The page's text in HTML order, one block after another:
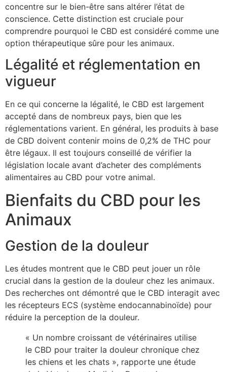
concentre sur le bien-être sans altérer l’état de
conscience. Cette distinction est cruciale pour
comprendre pourquoi le CBD est considéré comme une
option thérapeutique sûre pour les animaux.
Légalité et réglementation en
vigueur
En ce qui concerne la légalité, le CBD est largement
accepté dans de nombreux pays, bien que les
réglementations varient. En général, les produits à base
de CBD doivent contenir moins de 0,2% de THC pour
être légaux. Il est toujours conseillé de vérifier la
législation locale avant d’acheter des compléments
alimentaires au CBD pour votre animal.
Bienfaits du CBD pour les
Animaux
Gestion de la douleur
Les études montrent que le CBD peut jouer un rôle
crucial dans la gestion de la douleur chez les animaux.
Des recherches ont démontré que le CBD interagit avec
les récepteurs ECS (système endocannabinoïde) pour
réduire la perception de la douleur.
« Un nombre croissant de vétérinaires utilise
le CBD pour traiter la douleur chronique chez
les chiens et les chats », rapporte une étude